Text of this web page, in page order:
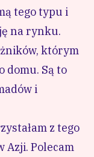
tego typu i
na rynku.
którym
domu. Są to
i
z tego
Azji. Polecam